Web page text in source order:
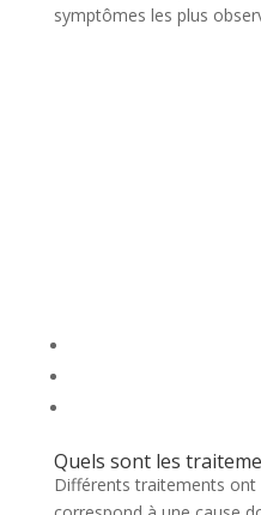
symptômes les plus
Quels sont les
Différents traitements ont